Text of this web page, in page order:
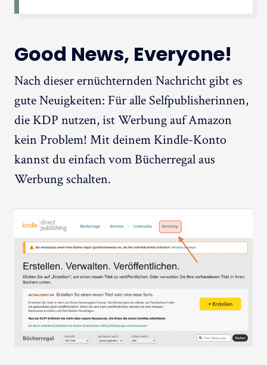
Good News, Everyone!
Nach dieser ernüchternden Nachricht gibt es
gute Neuigkeiten: Für alle Selfpublisherinnen,
die KDP nutzen, ist Werbung auf Amazon
kein Problem! Mit deinem Kindle-Konto
kannst du einfach vom Bücherregal aus
Werbung schalten.